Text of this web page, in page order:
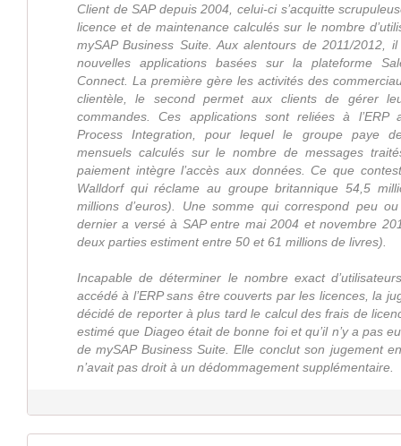
Client de SAP depuis 2004, celui-ci s’acquitte
licence et de maintenance calculés sur le nombre
mySAP Business Suite. Aux alentours de 2011/2012,
nouvelles applications basées sur la plateforme
Connect. La première gère les activités des
clientèle, le second permet aux clients de gérer
commandes. Ces applications sont reliées à l’ERP
Process Integration, pour lequel le groupe paye
mensuels calculés sur le nombre de messages
paiement intègre l’accès aux données. Ce que
Walldorf qui réclame au groupe britannique 54,5
millions d’euros). Une somme qui correspond peu
dernier a versé à SAP entre mai 2004 et novembre
deux parties estiment entre 50 et 61 millions de livres).
Incapable de déterminer le nombre exact
accédé à l’ERP sans être couverts par les licences, la
décidé de reporter à plus tard le calcul des frais de
estimé que Diageo était de bonne foi et qu’il n’y a pas
de mySAP Business Suite. Elle conclut son jugement
n’avait pas droit à un dédommagement supplémentaire.